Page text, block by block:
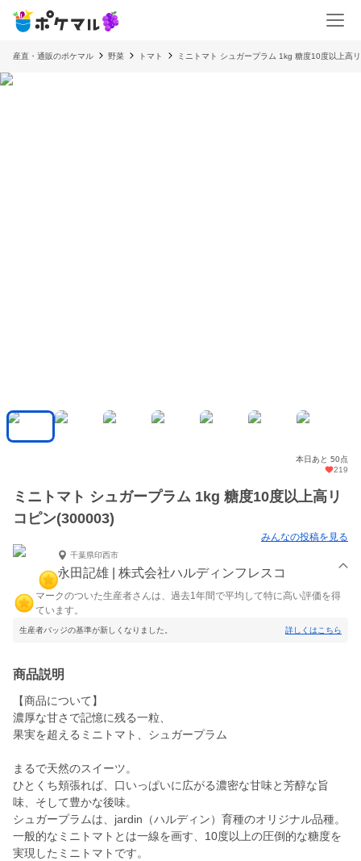
産直・通販のポケマル 野菜 トマト ミニトマト シュガープラム 1kg 糖度10度以上高
本日あと 50点
219
ミニトマト シュガープラム 1kg 糖度10度以上高リ
コピン(300003)
みんなの投稿を見る
千葉県印西市
永田記雄 | 株式会社ハルディンフレスコ
マークのついた生産者さんは、過去1年間で平均して特に高い評価を得
ています。
生産者バッジの基準が新しくなりました。 詳しくはこちら
商品説明
【商品について】
濃厚な甘さで記憶に残る一粒、
果実を超えるミニトマト、シュガープラム
まるで天然のスイーツ。
ひとくち頬張れば、口いっぱいに広がる濃密な甘味と芳醇な旨
味、そして豊かな後味。
シュガープラムは、jardin（ハルディン）育種のオリジナル品種。
一般的なミニトマトとは一線を画す、10度以上の圧倒的な糖度を
実現したミニトマトです。